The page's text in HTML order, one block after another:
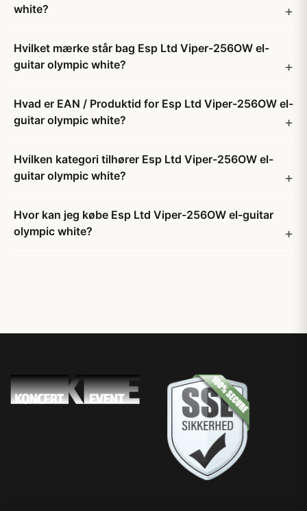
white?
Hvilket mærke står bag Esp Ltd Viper-256OW el-
guitar olympic white?
Hvad er EAN / Produktid for Esp Ltd Viper-256OW el-
guitar olympic white?
Hvilken kategori tilhører Esp Ltd Viper-256OW el-
guitar olympic white?
Hvor kan jeg købe Esp Ltd Viper-256OW el-guitar
olympic white?